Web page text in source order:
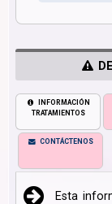
INFORMACIÓN
TRATAMIENTOS
CONTÁCTENOS
Esta